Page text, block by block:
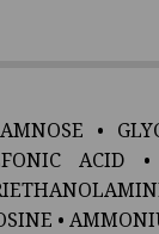
•
ACID
•